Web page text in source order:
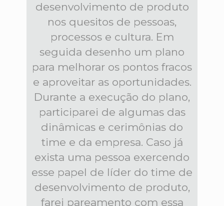
desenvolvimento de produto
nos quesitos de pessoas,
processos e cultura. Em
seguida desenho um plano
para melhorar os pontos fracos
e aproveitar as oportunidades.
Durante a execução do plano,
participarei de algumas das
dinâmicas e cerimônias do
time e da empresa. Caso já
exista uma pessoa exercendo
esse papel de líder do time de
desenvolvimento de produto,
farei pareamento com essa